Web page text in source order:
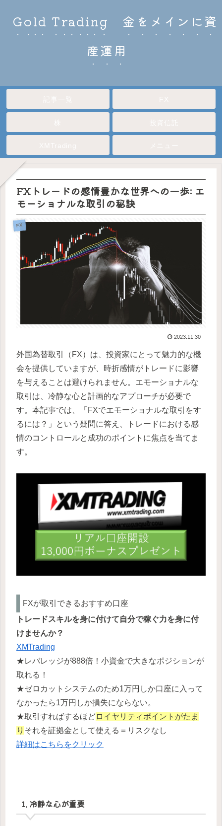
Gold Trading 金をメインに資
産運用
FXトレードの感情豊かな世界への一歩: エ
モーショナルな取引の秘訣
FX
2023.11.30
外国為替取引（FX）は、投資家にとって魅力的な機
会を提供していますが、時折感情がトレードに影響
を与えることは避けられません。エモーショナルな
取引は、冷静な心と計画的なアプローチが必要で
す。本記事では、「FXでエモーショナルな取引をす
るには？」という疑問に答え、トレードにおける感
情のコントロールと成功のポイントに焦点を当てま
す。
FXが取引できるおすすめ口座
トレードスキルを身に付けて自分で稼ぐ力を身に付
けませんか？
XMTrading
★レバレッジが888倍！小資金で大きなポジションが
取れる！
★ゼロカットシステムのため1万円しか口座に入って
なかったら1万円しか損失にならない。
★取引すればするほどロイヤリティポイントがたま
り それを証拠金として使える＝リスクなし
詳細はこちらをクリック
1. 冷静な心が重要